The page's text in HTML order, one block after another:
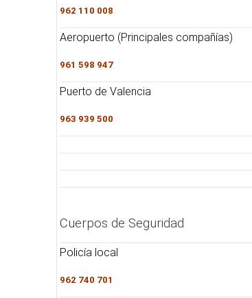
962 110 008
Aeropuerto (Principales compañías)
961 598 947
Puerto de Valencia
963 939 500
Cuerpos de Seguridad
Policía local
962 740 701